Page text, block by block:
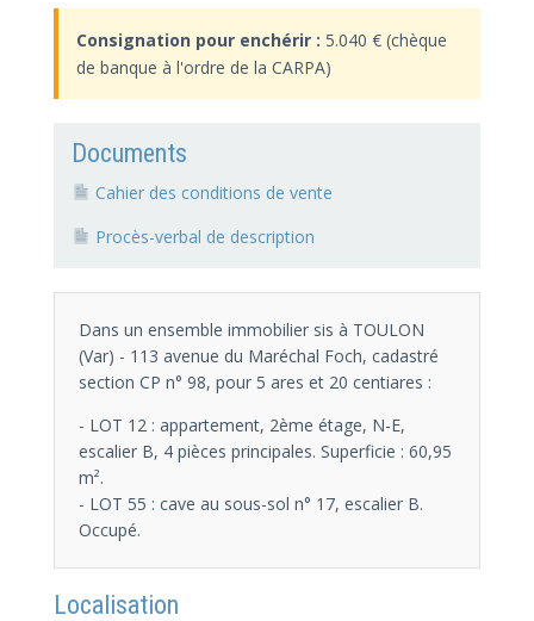
Consignation pour enchérir : 5.040 € (chèque
de banque à l'ordre de la CARPA)
Documents
Cahier des conditions de vente
Procès-verbal de description
Dans un ensemble immobilier sis à TOULON
(Var) - 113 avenue du Maréchal Foch, cadastré
section CP n° 98, pour 5 ares et 20 centiares :
- LOT 12 : appartement, 2ème étage, N-E,
escalier B, 4 pièces principales. Superficie : 60,95
m².
- LOT 55 : cave au sous-sol n° 17, escalier B.
Occupé.
Localisation